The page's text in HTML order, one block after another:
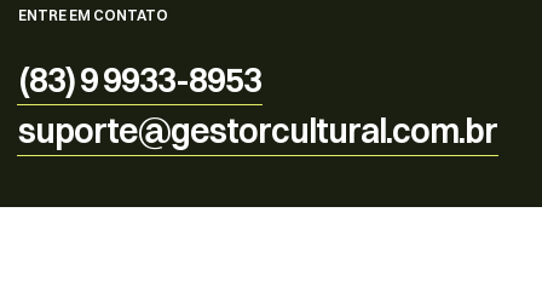
ENTRE EM CONTATO
(83) 9 9933-8953
suporte@gestorcultural.com.br